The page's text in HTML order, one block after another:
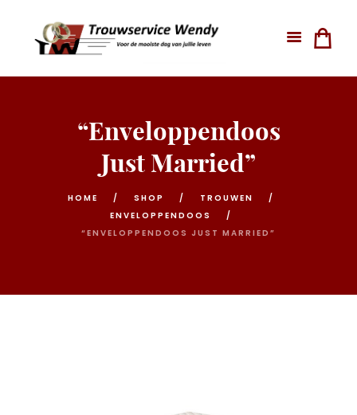
“Enveloppendoos
Just Married”
HOME SHOP
TROUWEN
ENVELOPPENDOOS
“ENVELOPPENDOOS JUST MARRIED”